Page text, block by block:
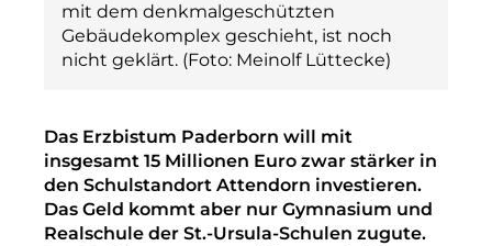
mit dem denkmalgeschützten
Gebäudekomplex geschieht, ist noch
nicht ­geklärt. (Foto: Meinolf Lüttecke)
Das Erzbistum Paderborn will mit
insgesamt 15 Millionen Euro zwar stärker in
den Schulstandort Attendorn investieren.
Das Geld kommt aber nur Gymnasium und
Realschule der St.-Ursula-­Schulen zugute.